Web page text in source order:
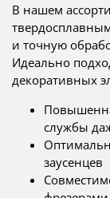
В нашем
и точную
Идеально
декоративных
службы
заусенцев